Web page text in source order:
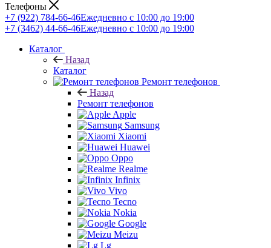
Телефоны
+7 (922) 784-66-46Ежедневно с 10:00 до 19:00
+7 (3462) 44-66-46Ежедневно с 10:00 до 19:00
Каталог
Назад
Каталог
Ремонт телефонов
Назад
Ремонт телефонов
Apple
Samsung
Xiaomi
Huawei
Oppo
Realme
Infinix
Vivo
Tecno
Nokia
Google
Meizu
Lg